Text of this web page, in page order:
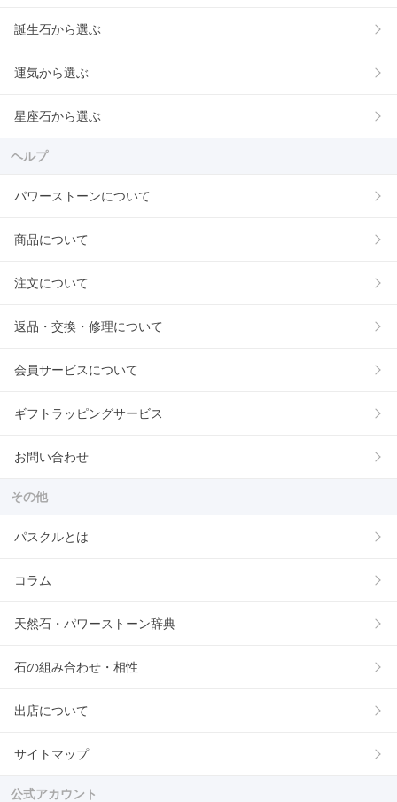
誕生石から選ぶ
運気から選ぶ
星座石から選ぶ
ヘルプ
パワーストーンについて
商品について
注文について
返品・交換・修理について
会員サービスについて
ギフトラッピングサービス
お問い合わせ
その他
パスクルとは
コラム
天然石・パワーストーン辞典
石の組み合わせ・相性
出店について
サイトマップ
公式アカウント